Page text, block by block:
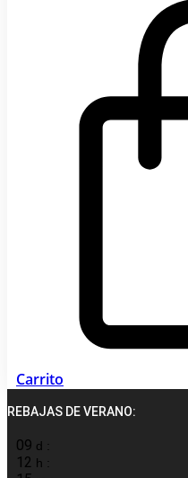
Carrito
REBAJAS DE VERANO:
09 d :
12 h :